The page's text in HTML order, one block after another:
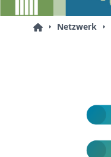
Netzwerk